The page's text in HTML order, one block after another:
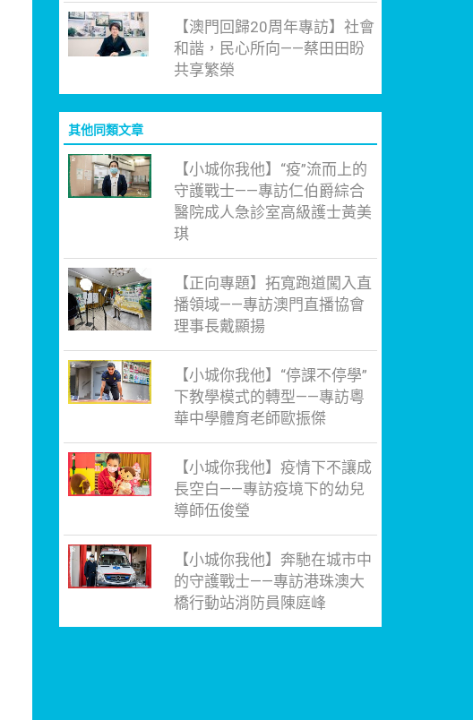
【澳門回歸20周年專訪】社會
和諧，民心所向——蔡田田盼
共享繁榮
其他同類文章
【小城你我他】“疫”流而上的
守護戰士——專訪仁伯爵綜合
醫院成人急診室高級護士黃美
琪
【正向專題】拓寬跑道闖入直
播領域——專訪澳門直播協會
理事長戴顯揚
【小城你我他】“停課不停學”
下教學模式的轉型——專訪粵
華中學體育老師歐振傑
【小城你我他】疫情下不讓成
長空白——專訪疫境下的幼兒
導師伍俊瑩
【小城你我他】奔馳在城市中
的守護戰士——專訪港珠澳大
橋行動站消防員陳庭峰